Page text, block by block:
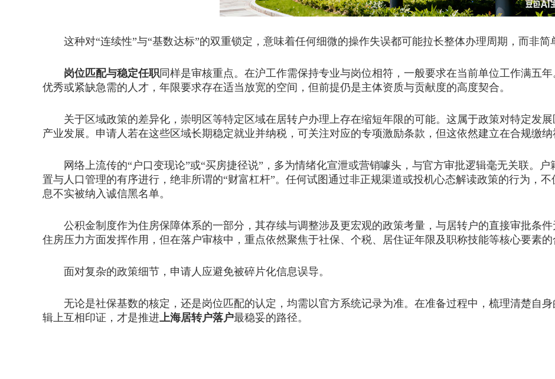
这种对“连续性”与“基数达标”的双重锁定，意味着任何细微的操作失误都可能拉长整体办理周期，而非简
岗位匹配与稳定任职 同样是审核重点。在沪工作需保持专业与岗位相符，一般要求在当前单位工作满五
优秀或紧缺急需的人才，年限要求存在适当放宽的空间，但前提仍是主体资质与贡献度的高度契合。
关于区域政策的差异化，崇明区等特定区域在居转户办理上存在缩短年限的可能。这属于政策对特定发展
产业发展。申请人若在这些区域长期稳定就业并纳税，可关注对应的专项激励条款，但这依然建立在合规缴纳
网络上流传的“户口变现论”或“买房捷径说”，多为情绪化宣泄或营销噱头，与官方审批逻辑毫无关联。户
置与人口管理的有序进行，绝非所谓的“财富杠杆”。任何试图通过非正规渠道或投机心态解读政策的行为，
息不实被纳入诚信黑名单。
公积金制度作为住房保障体系的一部分，其存续与调整涉及更宏观的政策考量，与居转户的直接审批条件
住房压力方面发挥作用，但在落户审核中，重点依然聚焦于社保、个税、居住证年限及职称技能等核心要素的
面对复杂的政策细节，申请人应避免被碎片化信息误导。
无论是社保基数的核定，还是岗位匹配的认定，均需以官方系统记录为准。在准备过程中，梳理清楚自身
辑上互相印证，才是推进上海居转户落户最稳妥的路径。